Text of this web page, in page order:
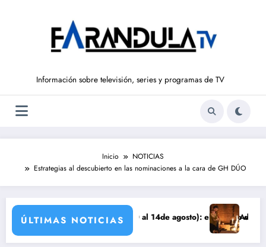
Información sobre televisión, series y programas de TV
Inicio
NOTICIAS
Estrategias al descubierto en las nominaciones a la cara de GH DÚO
ÚLTIMAS NOTICIAS
DE LIBERTAD’ (del 10 al 14de agosto): el secreto de Tasio sale a la
Avance VALLE